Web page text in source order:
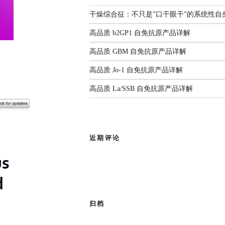
实验室。四十余载匠心耕
源化单抗等领域构建了丰富
作为亚太区枢纽，
为客户提供专业的市场推
为您值得信赖的合作伙伴。
监测年度报告（2025）
国家疾控发布：传染病信息报告
管理规范（2026年版）
前沿综述：呼吸道病原体
感染与检测：现状、挑战
2026.06.22
查看全部共识
干燥综合征：不只是”口干眼干”的系统性自
高品质 b2GP1 自免抗原产品详解
高品质 GBM 自免抗原产品详解
高品质 Jo-1 自免抗原产品详解
高品质 La/SSB 自免抗原产品详解
近期评论
归档